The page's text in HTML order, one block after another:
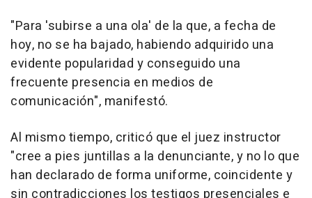
"Para 'subirse a una ola' de la que, a fecha de
hoy, no se ha bajado, habiendo adquirido una
evidente popularidad y conseguido una
frecuente presencia en medios de
comunicación", manifestó.
Al mismo tiempo, criticó que el juez instructor
"cree a pies juntillas a la denunciante, y no lo que
han declarado de forma uniforme, coincidente y
sin contradicciones los testigos presenciales e